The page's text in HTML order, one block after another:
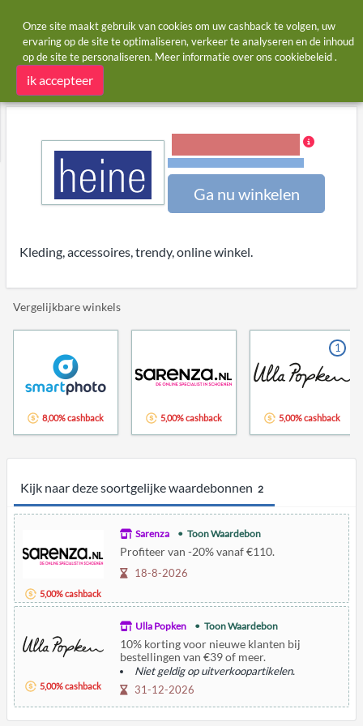
Startpagina Winkels HEINE
HEINE cashback en kortingscodes
Kijk naar deze soortgelijke waardebonnen 2
5,00% cashback
Sarenza Toon Waardebon
Profiteer van -20% vanaf €110.
18-8-2026
5,00% cashback
Ulla Popken Toon Waardebon
10% korting voor nieuwe klanten bij
bestellingen van €39 of meer.
Niet geldig op uitverkoopartikelen.
31-12-2026
Ga nu winkelen
Kleding, accessoires, trendy, online winkel.
Vergelijkbare winkels
8,00% cashback 5,00% cashback
1
5,00% cashback
Onze site maakt gebruik van cookies om uw cashback te volgen, uw
ervaring op de site te optimaliseren, verkeer te analyseren en de inhoud
op de site te personaliseren. Meer informatie over ons cookiebeleid.
ik accepteer